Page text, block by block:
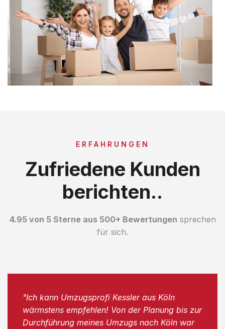
ERFAHRUNGEN
Zufriedene Kunden
berichten..
4.95 von 5 Sterne aus 500+ Bewertungen sprechen
für sich.
"Ich kann Umzugsprofi Kessler aus Köln
wärmstens empfehlen! Von der Planung bis zur
Durchführung meines Umzugs nach Köln war